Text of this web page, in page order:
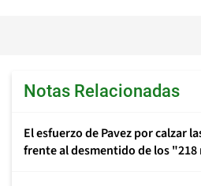
Notas Relacionadas
El esfuerzo de Pavez por calzar
frente al desmentido de los